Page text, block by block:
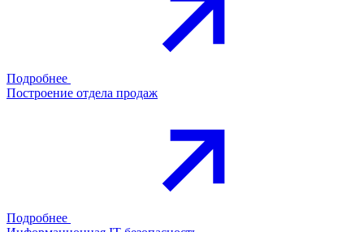
Подробнее
Построение отдела продаж
Подробнее